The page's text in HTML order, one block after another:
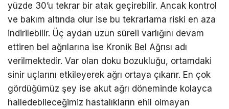
yüzde 30’u tekrar bir atak geçirebilir. Ancak kontrol
ve bakım altında olur ise bu tekrarlama riski en aza
indirilebilir. Üç aydan uzun süreli varlığını devam
ettiren bel ağrılarına ise Kronik Bel Ağrısı adı
verilmektedir. Var olan doku bozukluğu, ortamdaki
sinir uçlarını etkileyerek ağrı ortaya çıkarır. En çok
gördüğümüz şey ise akut ağrı döneminde kolayca
halledebileceğimiz hastalıkların ehil olmayan